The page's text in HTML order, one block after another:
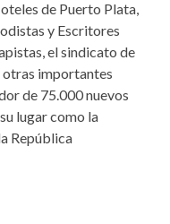
de Puerto Plata,
y Escritores
el sindicato de
importantes
de 75.000 nuevos
lugar como la
República